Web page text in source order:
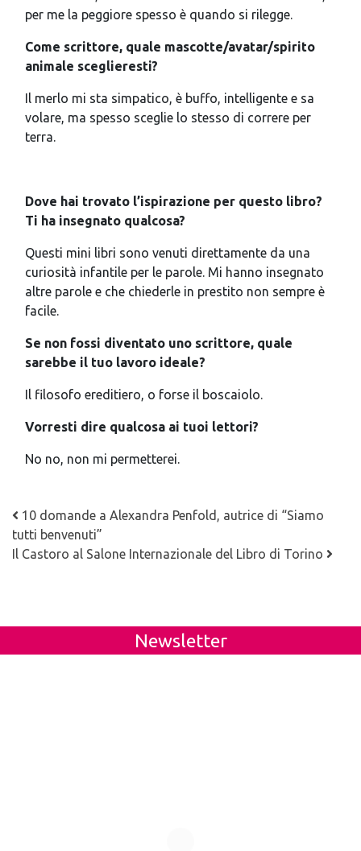
per me la peggiore spesso è quando si rilegge.
Come scrittore, quale mascotte/avatar/spirito
animale sceglieresti?
Il merlo mi sta simpatico, è buffo, intelligente e sa
volare, ma spesso sceglie lo stesso di correre per
terra.
Dove hai trovato l’ispirazione per questo libro?
Ti ha insegnato qualcosa?
Questi mini libri sono venuti direttamente da una
curiosità infantile per le parole. Mi hanno insegnato
altre parole e che chiederle in prestito non sempre è
facile.
Se non fossi diventato uno scrittore, quale
sarebbe il tuo lavoro ideale?
Il filosofo ereditiero, o forse il boscaiolo.
Vorresti dire qualcosa ai tuoi lettori?
No no, non mi permetterei.
Navigazione articoli
10 domande a Alexandra Penfold, autrice di “Siamo
tutti benvenuti”
Il Castoro al Salone Internazionale del Libro di Torino
Newsletter